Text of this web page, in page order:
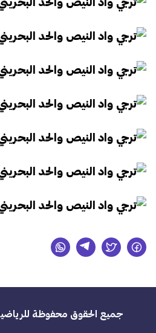
جميع الحقوق محفوظة للرياضية